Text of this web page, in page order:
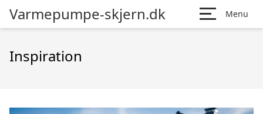
Varmepumpe-skjern.dk Menu
Inspiration